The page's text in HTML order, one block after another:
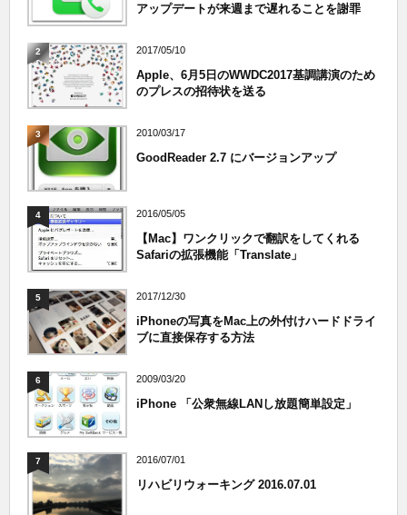
アップデートが来週まで遅れることを謝罪
2 2017/05/10
Apple、6月5日のWWDC2017基調講演のため
のプレスの招待状を送る
3 2010/03/17
GoodReader 2.7 にバージョンアップ
4 2016/05/05
【Mac】ワンクリックで翻訳をしてくれる
Safariの拡張機能「Translate」
5 2017/12/30
iPhoneの写真をMac上の外付けハードドライ
ブに直接保存する方法
6 2009/03/20
iPhone 「公衆無線LANし放題簡単設定」
7 2016/07/01
リハビリウォーキング 2016.07.01